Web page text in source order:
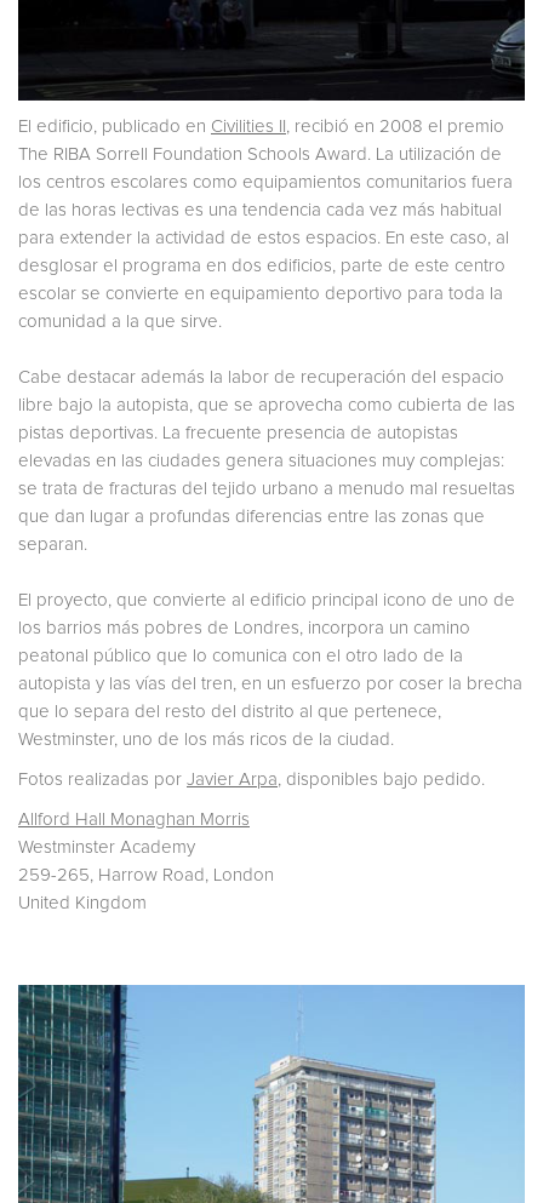
El edificio, publicado en Civilities II , recibió en 2008 el premio
The RIBA Sorrell Foundation Schools Award. La utilización de
los centros escolares como equipamientos comunitarios fuera
de las horas lectivas es una tendencia cada vez más habitual
para extender la actividad de estos espacios. En este caso, al
desglosar el programa en dos edificios, parte de este centro
escolar se convierte en equipamiento deportivo para toda la
comunidad a la que sirve.
Cabe destacar además la labor de recuperación del espacio
libre bajo la autopista, que se aprovecha como cubierta de las
pistas deportivas. La frecuente presencia de autopistas
elevadas en las ciudades genera situaciones muy complejas:
se trata de fracturas del tejido urbano a menudo mal resueltas
que dan lugar a profundas diferencias entre las zonas que
separan.
El proyecto, que convierte al edificio principal icono de uno de
los barrios más pobres de Londres, incorpora un camino
peatonal público que lo comunica con el otro lado de la
autopista y las vías del tren, en un esfuerzo por coser la brecha
que lo separa del resto del distrito al que pertenece,
Westminster, uno de los más ricos de la ciudad.
Fotos realizadas por Javier Arpa, disponibles bajo pedido.
Allford Hall Monaghan Morris
Westminster Academy
259-265, Harrow Road, London
United Kingdom